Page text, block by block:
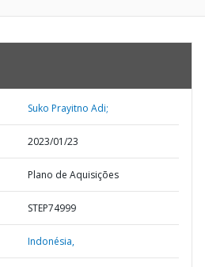
Suko Prayitno Adi;
2023/01/23
Plano de Aquisições
STEP74999
Indonésia,